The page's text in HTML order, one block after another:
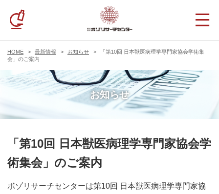
HOME 最新情報 お知らせ
「第10回 日本獣医病理学専門家協会学術集
会」のご案内
お知らせ
「第10回 日本獣医病理学専門家協会学
術集会」のご案内
ボゾリサーチセンターは第10回 日本獣医病理学専門家協